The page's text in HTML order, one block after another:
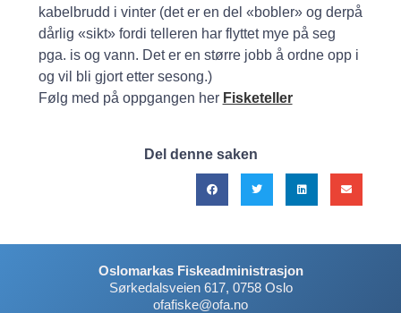
kabelbrudd i vinter (det er en del «bobler» og derpå
dårlig «sikt» fordi telleren har flyttet mye på seg
pga. is og vann. Det er en større jobb å ordne opp i
og vil bli gjort etter sesong.)
Følg med på oppgangen her Fisketeller
Del denne saken
Oslomarkas Fiskeadministrasjon
Sørkedalsveien 617, 0758 Oslo
ofafiske@ofa.no